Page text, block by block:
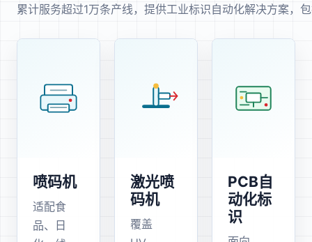
累计服务超过1万条产线，提供工业标识自动化解决方案，
喷码机
适配食
品、日
激光喷
码机
覆盖
PCB自
动化标
识